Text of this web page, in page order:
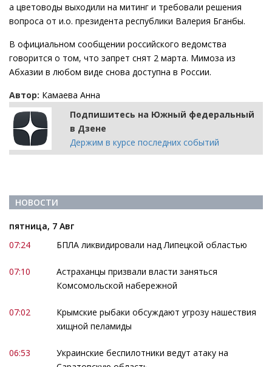
а цветоводы выходили на митинг и требовали решения
вопроса от и.о. президента республики Валерия Бганбы.
В официальном сообщении российского ведомства
говорится о том, что запрет снят 2 марта. Мимоза из
Абхазии в любом виде снова доступна в России.
Автор: Камаева Анна
Подпишитесь на Южный федеральный
в Дзене
Держим в курсе последних событий
НОВОСТИ
пятница, 7 Авг
07:24
БПЛА ликвидировали над Липецкой областью
07:10
Астраханцы призвали власти заняться
Комсомольской набережной
07:02
Крымские рыбаки обсуждают угрозу нашествия
хищной пеламиды
06:53
Украинские беспилотники ведут атаку на